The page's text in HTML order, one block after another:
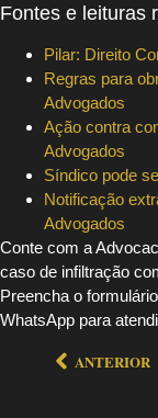
Fontes e leituras
Pilar: Direito
Regras para
Advogados
Ação contra
Advogados
Síndico pode
Notificação
Advogados
Conte com a
caso de infiltração
Preencha o
WhatsApp para
ANTERIOR